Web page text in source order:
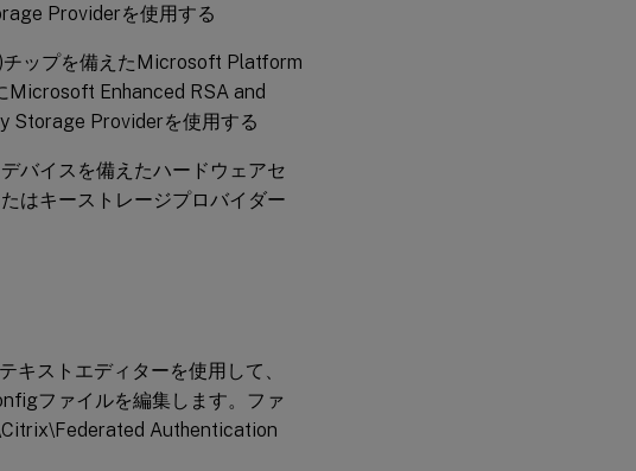
Providerを使用する
ップを備えたMicrosoft Platform
Microsoft Enhanced RSA and
Storage Providerを使用する
バイスを備えたハードウェアセ
はキーストレージプロバイダー
キストエディターを使用して、
ファイルを編集します。ファ
Authentication